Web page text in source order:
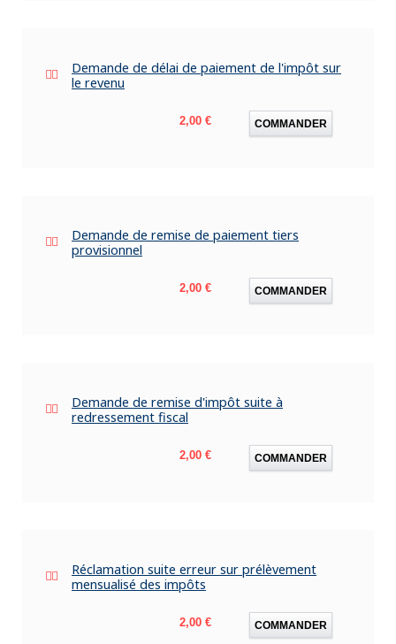
Demande de délai de paiement de l'impôt sur
le revenu
Prix
2,00 € COMMANDER
Demande de remise de paiement tiers
provisionnel
Prix
2,00 € COMMANDER
Demande de remise d'impôt suite à
redressement fiscal
Prix
2,00 € COMMANDER
Réclamation suite erreur sur prélèvement
mensualisé des impôts
Prix
2,00 € COMMANDER